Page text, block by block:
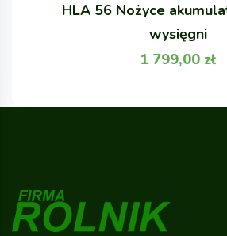
HLA 56 Nożyce
wysięgni
1 799,00 zł